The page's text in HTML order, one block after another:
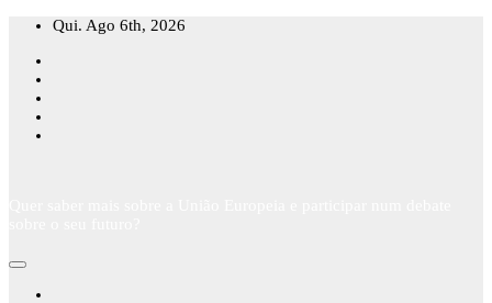
Skip
content
Qui. Ago 6th, 2026